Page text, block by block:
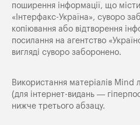
поширення iнформацiї, що
«Iнтерфакс-Україна», суворо
копіювання або відтворення
посилання на агентство
вигляді суворо заборонено.
Використання матеріалів Mind
(для інтернет-видань —
нижче третього абзацу.